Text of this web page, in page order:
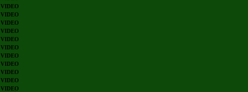
VIDEO
VIDEO
VIDEO
VIDEO
VIDEO
VIDEO
VIDEO
VIDEO
VIDEO
VIDEO
VIDEO